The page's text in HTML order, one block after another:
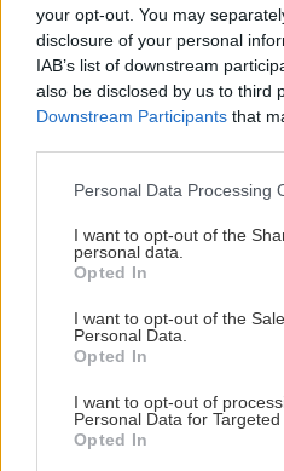
your opt-out. You may
disclosure of your personal
IAB’s list of downstream
also be disclosed by us to third
Downstream Participants that
Please note that this website/
not limited to your visit or
grant or deny consent to
use your data for below
consent section.
Personal Data Processing
I want to opt-out of the
personal data.
Opted In
I want to opt-out of the
Personal Data.
Opted In
I want to opt-out of
Personal Data for Targeted
Opted In
απευθυνθεί άμεσα σε
μπορεί επίσης να
πρόγραμμα διατροφής
ανάρρωση χωρίς να
Με πληροφορίες από